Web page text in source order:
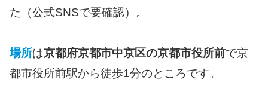
た（公式SNSで要確認）。
場所は京都府京都市中京区の京都市役所前で京
都市役所前駅から徒歩1分のところです。